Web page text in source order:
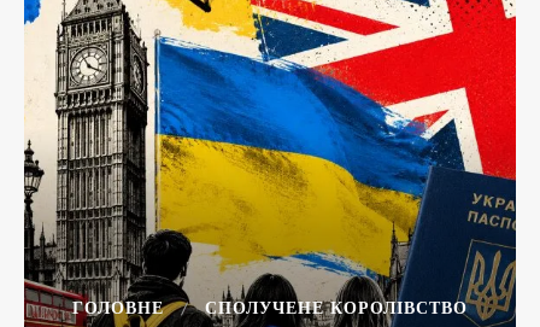
ГОЛОВНЕ СПОЛУЧЕНЕ КОРОЛІВСТВО